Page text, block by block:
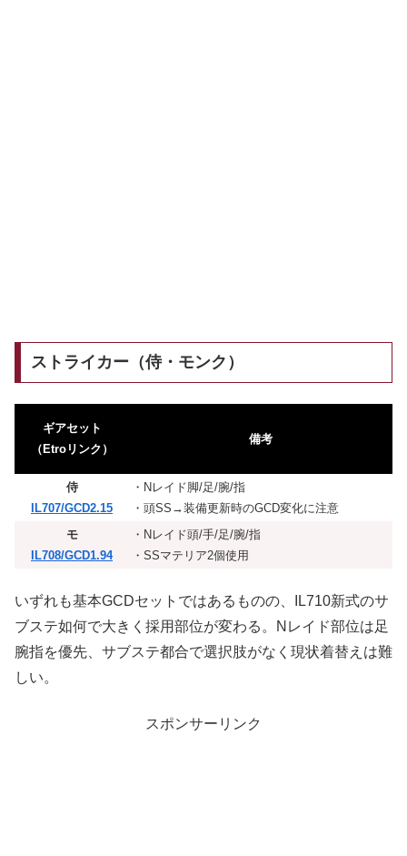
ストライカー（侍・モンク）
ギアセット
（Etroリンク）
備考
侍
IL707/GCD2.15
・Nレイド脚/足/腕/指
・頭SS→装備更新時のGCD変化に注意
モ
IL708/GCD1.94
・Nレイド頭/手/足/腕/指
・SSマテリア2個使用
いずれも基本GCDセットではあるものの、IL710新式のサ
ブステ如何で大きく採用部位が変わる。Nレイド部位は足
腕指を優先、サブステ都合で選択肢がなく現状着替えは難
しい。
スポンサーリンク